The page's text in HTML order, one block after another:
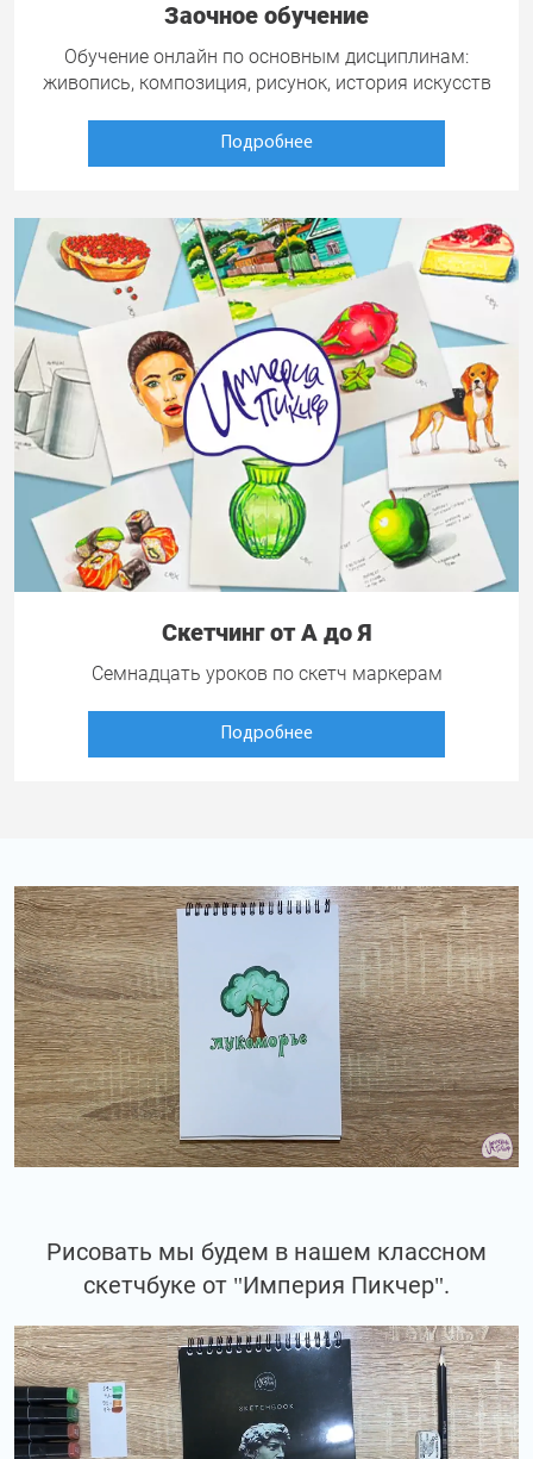
Заочное обучение
Обучение онлайн по основным дисциплинам:
живопись, композиция, рисунок, история искусств
Подробнее
Скетчинг от А до Я
Семнадцать уроков по скетч маркерам
Подробнее
Рисовать мы будем в нашем классном
скетчбуке от "Империя Пикчер".